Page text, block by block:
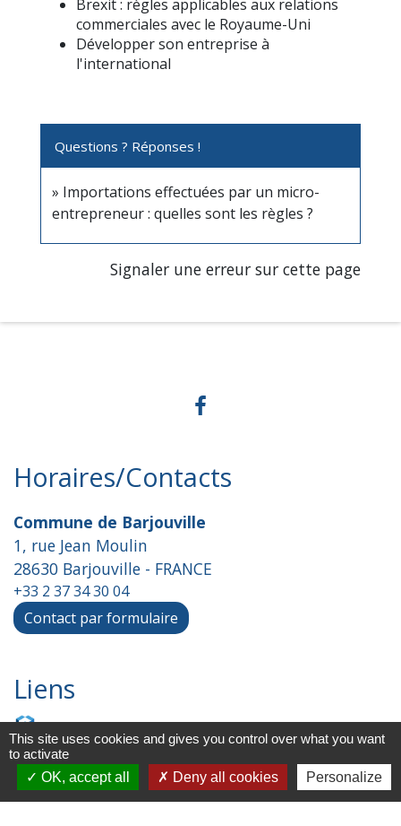
Brexit : règles applicables aux relations
commerciales avec le Royaume-Uni
Développer son entreprise à
l'international
Questions ? Réponses !
Importations effectuées par un micro-
entrepreneur : quelles sont les règles ?
Signaler une erreur sur cette page
Horaires/Contacts
Commune de Barjouville
1, rue Jean Moulin
28630 Barjouville - FRANCE
+33 2 37 34 30 04
Contact par formulaire
Liens
Chartres Métropole
Conseil Départemental
Préfecture d'Eure-et-Loir
This site uses cookies and gives you control over what you want
to activate
OK, accept all
Deny all cookies Personalize